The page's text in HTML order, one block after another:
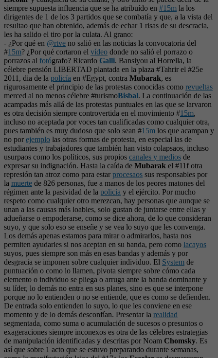
siempre supuesta influencia que se ha atribuído en #15m la los
dirigentes de 1 de los 3 partidos que se combatía y que, a la vista del
resultao que han obtenido, además de echar 1 risas de su descracia,
les ha salido el tiro por la culata. Al grano:
- ¿Por qué en @rtve no salió en las noticias la convocatoria del
#15m? ¿Por qué cortaron el vídeo donde no salió el porrazo o
porrazos al fotógrafo? Ricardo Galli. Bansiyou al Horrella, la
célebre pensión LIBERTAD plantada en la plaza #Tahrir el #25e
2011, dia de la policía en #Egypt, contra Mubarak, es
rigurosamente el principio de las protestas conocidas como revueltas
merced al no menos célebre #turismoBisbal. La continuación de las
acampadas más allá de las protestas puntuales en las que se larvaron
es otra decisión siempre controvertida en el movimiento #15m,
incluso no aceptada por voces tan cualificadas como cualquier otra,
pues también es muy dudoso que solo sean #15m los que acampan y
no por ejemplo las otras formas de protesta, en especial las de
estudiantes y trabajadores que también han visto colapsaos, incluso
usurpaos como los políticos, sus propios canales y medios de
expresar su indignación. Hasta la caída de Mubarak el #11f otra
represión tan atroz como para estar procesaos sus responsables por
la muerte de 826 personas, fue a manos de los peores matones del
régimen ante la pasividad de la policía y el ejército. Por mucho
respeto como cualquier otro merezcan, hay personas que aunque se
unan a las causas más loables, solo gustan de juntarse entre ellas y
adueñarse o empoderarse, como se dice ahora, de lo que consideran
suyo, y que solo eso se enseñe y se vea lo suyo que les convenga.
Los demás apenas estamos para mirar o admirarlos, hasta nos
permiten ayudarles si nos aceptan en su banda, pero como lacayos
suyos, pues siempre son más en esas bandas y además y por
desgracia se imponen sobre cualquier individuo. El System de
puntuación o como lo llamen, pivota siempre sobre cómo cada
elemento o individuo se pliega o arruga ante la banda dominante y
su líder, lo demás no entra en sus planes, sino es que se interpone
porque no lo entienden o no se entiende, que es como se defienden.
De entrada solo entienden lo suyo, lo que les conviene en ese
momento y de lo demás desconfían. Presentar la realidad
segmentada, como suma o acumulación de sucesos o presuntos o
exageraciones siempre inconexos es otra de las célebres estrategias
de manipulación identificadas y descritas por Noam Chomsky. Es
así que sobre 1 acto que se estuvo preparando durante semanas,